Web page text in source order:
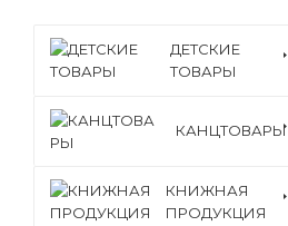
ДЕТСКИЕ
ТОВАРЫ
КАНЦТОВАРЫ
КНИЖНАЯ
ПРОДУКЦИЯ